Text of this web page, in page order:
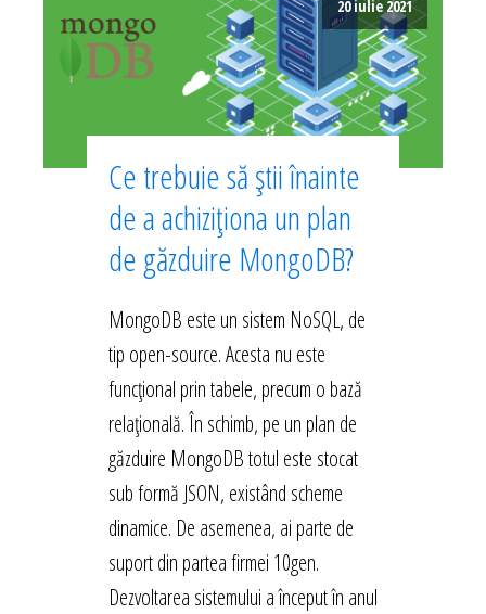
20 iulie 2021
Ce trebuie să știi înainte
de a achiziționa un plan
de găzduire MongoDB?
MongoDB este un sistem NoSQL, de
tip open-source. Acesta nu este
funcțional prin tabele, precum o bază
relațională. În schimb, pe un plan de
găzduire MongoDB totul este stocat
sub formă JSON, existând scheme
dinamice. De asemenea, ai parte de
suport din partea firmei 10gen.
Dezvoltarea sistemului a început în anul